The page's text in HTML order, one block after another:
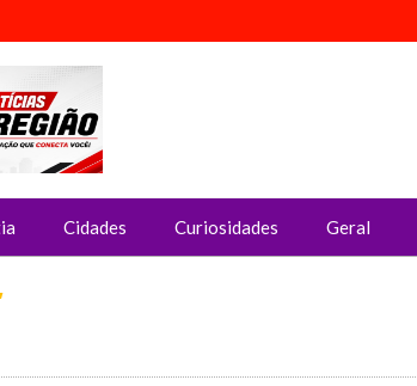
Cidades Curiosidades Geral